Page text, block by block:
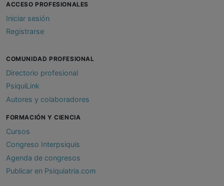
ACCESO PROFESIONALES
Iniciar sesión
Registrarse
COMUNIDAD PROFESIONAL
Directorio profesional
PsiquiLink
Autores y colaboradores
FORMACIÓN Y CIENCIA
Cursos
Congreso Interpsiquis
Agenda de congresos
Publicar en Psiquiatria.com